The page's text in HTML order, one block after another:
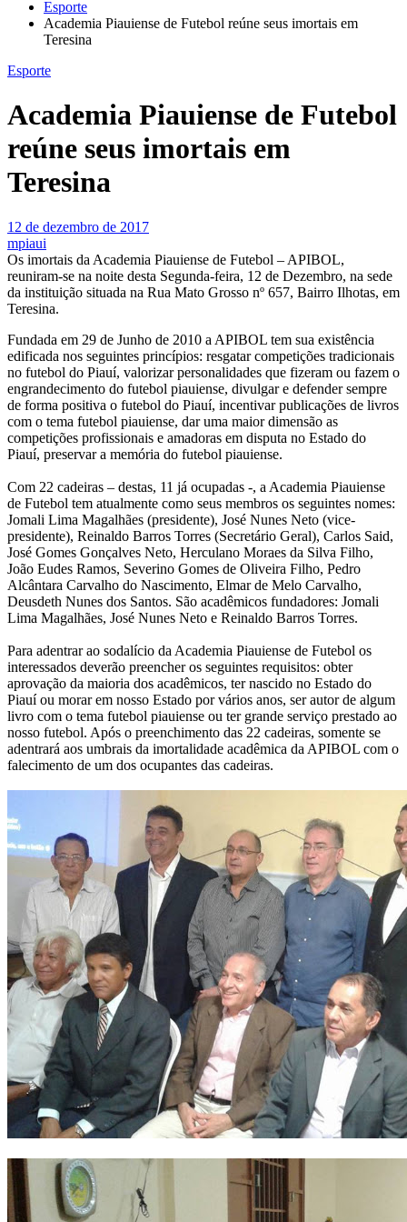
Esporte
Academia Piauiense de Futebol reúne seus imortais em
Teresina
Esporte
Academia Piauiense de Futebol
reúne seus imortais em
Teresina
12 de dezembro de 2017
mpiaui
Os imortais da Academia Piauiense de Futebol – APIBOL,
reuniram-se na noite desta Segunda-feira, 12 de Dezembro, na sede
da instituição situada na Rua Mato Grosso nº 657, Bairro Ilhotas, em
Teresina.
Fundada em 29 de Junho de 2010 a APIBOL tem sua existência
edificada nos seguintes princípios: resgatar competições tradicionais
no futebol do Piauí, valorizar personalidades que fizeram ou fazem o
engrandecimento do futebol piauiense, divulgar e defender sempre
de forma positiva o futebol do Piauí, incentivar publicações de livros
com o tema futebol piauiense, dar uma maior dimensão as
competições profissionais e amadoras em disputa no Estado do
Piauí, preservar a memória do futebol piauiense.
Com 22 cadeiras – destas, 11 já ocupadas -, a Academia Piauiense
de Futebol tem atualmente como seus membros os seguintes nomes:
Jomali Lima Magalhães (presidente), José Nunes Neto (vice-
presidente), Reinaldo Barros Torres (Secretário Geral), Carlos Said,
José Gomes Gonçalves Neto, Herculano Moraes da Silva Filho,
João Eudes Ramos, Severino Gomes de Oliveira Filho, Pedro
Alcântara Carvalho do Nascimento, Elmar de Melo Carvalho,
Deusdeth Nunes dos Santos. São acadêmicos fundadores: Jomali
Lima Magalhães, José Nunes Neto e Reinaldo Barros Torres.
Para adentrar ao sodalício da Academia Piauiense de Futebol os
interessados deverão preencher os seguintes requisitos: obter
aprovação da maioria dos acadêmicos, ter nascido no Estado do
Piauí ou morar em nosso Estado por vários anos, ser autor de algum
livro com o tema futebol piauiense ou ter grande serviço prestado ao
nosso futebol. Após o preenchimento das 22 cadeiras, somente se
adentrará aos umbrais da imortalidade acadêmica da APIBOL com o
falecimento de um dos ocupantes das cadeiras.